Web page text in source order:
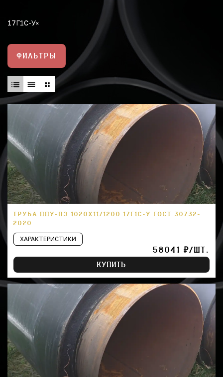
17Г1С-У
ФИЛЬТРЫ
ТРУБА ППУ-ПЭ 1020Х11/1200 17Г1С-У ГОСТ 30732-
2020
ХАРАКТЕРИСТИКИ
58041 ₽/ШТ.
КУПИТЬ